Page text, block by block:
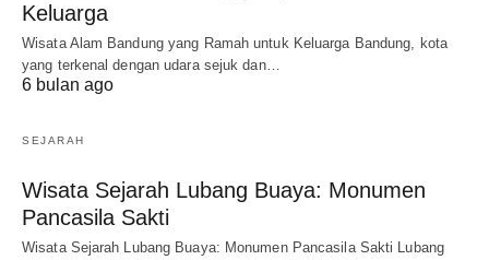
Keluarga
Wisata Alam Bandung yang Ramah untuk Keluarga Bandung, kota
yang terkenal dengan udara sejuk dan…
6 bulan ago
SEJARAH
Wisata Sejarah Lubang Buaya: Monumen
Pancasila Sakti
Wisata Sejarah Lubang Buaya: Monumen Pancasila Sakti Lubang